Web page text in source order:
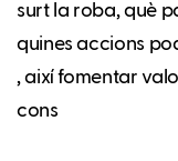
surt la roba, què
quines accions
, així fomentar
cons